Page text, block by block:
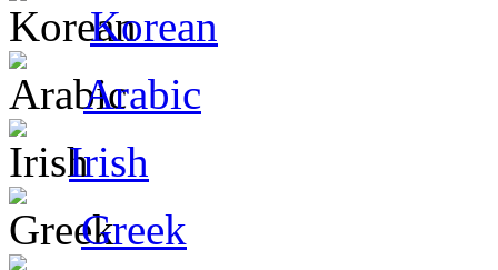
Korean
Arabic
Irish
Greek